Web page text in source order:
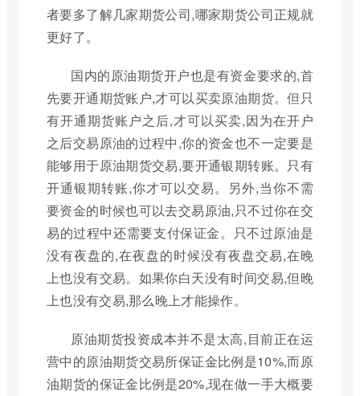
者要多了解几家期货公司,哪家期货公司正规就
更好了。
国内的原油期货开户也是有资金要求的,首
先要开通期货账户,才可以买卖原油期货。但只
有开通期货账户之后,才可以买卖,因为在开户
之后交易原油的过程中,你的资金也不一定要是
能够用于原油期货交易,要开通银期转账。只有
开通银期转账,你才可以交易。另外,当你不需
要资金的时候也可以去交易原油,只不过你在交
易的过程中还需要支付保证金。只不过原油是
没有夜盘的,在夜盘的时候没有夜盘交易,在晚
上也没有交易。如果你白天没有时间交易,但晚
上也没有交易,那么晚上才能操作。
原油期货投资成本并不是太高,目前正在运
营中的原油期货交易所保证金比例是10%,而原
油期货的保证金比例是20%,现在做一手大概要